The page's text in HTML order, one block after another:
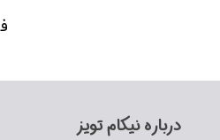
​درباره نیکام تویز